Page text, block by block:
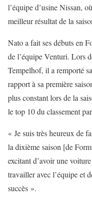
l’équipe d’usine Nissan,
meilleur résultat de la
Nato a fait ses débuts en
de l’équipe Venturi. Lors
Tempelhof, il a remporté
rapport à sa première
plus constant lors de la
le top 10 du classement
« Je suis très heureux de
la dixième saison [de
excitant d’avoir une
travailler avec l’équipe et
succès ».